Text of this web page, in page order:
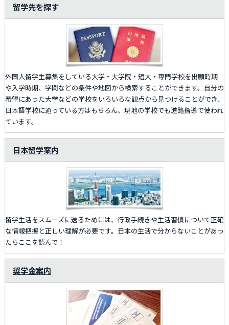
留学先を探す
外国人留学生募集をしている大学・大学院・短大・専門学校を出願時期
や入学時期、学問などの条件や地図から検索することができます。自分の
希望にあった大学などの学校をいろいろな観点から見つけることができ、
日本語学校に通っている方はもちろん、現地の学校でも進路指導で使われ
ています。
日本留学案内
留学生活をスムーズに送るためには、行政手続きや生活習慣について正確
な情報把握と正しい理解が必要です。日本の生活で分からないことがあっ
たらここを読んで！
奨学金案内